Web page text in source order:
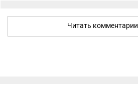
Читать комментарии